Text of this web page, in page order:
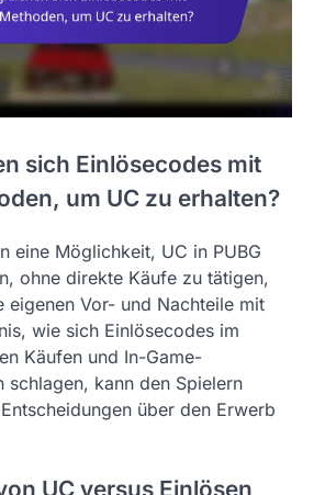
sich Einlösecodes mit
um UC zu erhalten?
eine Möglichkeit, UC in PUBG
ohne direkte Käufe zu tätigen,
eigenen Vor- und Nachteile mit
wie sich Einlösecodes im
Käufen und In-Game-
schlagen, kann den Spielern
über den Erwerb
UC versus Einlösen